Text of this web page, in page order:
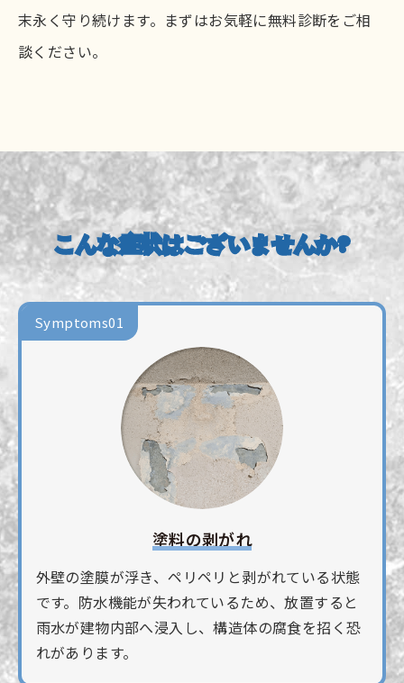
末永く守り続けます。まずはお気軽に無料診断をご相
談ください。
こんな症状はございませんか?
Symptoms01
塗料の剥がれ
外壁の塗膜が浮き、ペリペリと剥がれている状態
です。防水機能が失われているため、放置すると
雨水が建物内部へ浸入し、構造体の腐食を招く恐
れがあります。